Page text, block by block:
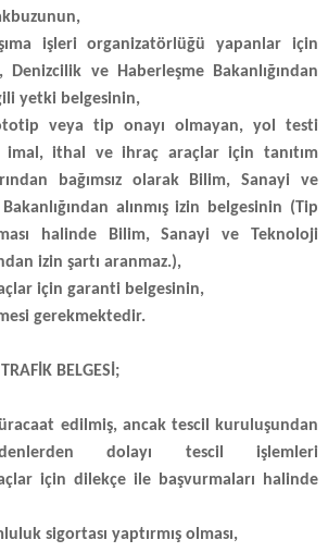
işleri organizatörlüğü yapanlar için
Denizcilik ve Haberleşme Bakanlığından
yetki belgesinin,
veya tip onayı olmayan, yol testi
imal, ithal ve ihraç araçlar için tanıtım
bağımsız olarak Bilim, Sanayi ve
alınmış izin belgesinin (Tip
halinde Bilim, Sanayi ve Teknoloji
izin şartı aranmaz.),
için garanti belgesinin,
gerekmektedir.
BELGESİ;
edilmiş, ancak tescil kuruluşundan
dolayı tescil işlemleri
için dilekçe ile başvurmaları halinde
sigortası yaptırmış olması,